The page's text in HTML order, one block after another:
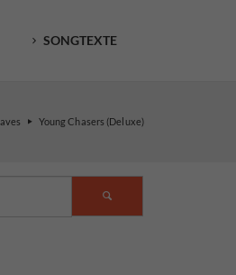
SONGTEXTE
Young Chasers (Deluxe)